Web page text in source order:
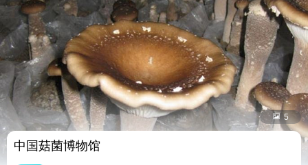
 5
中国菇菌博物馆
